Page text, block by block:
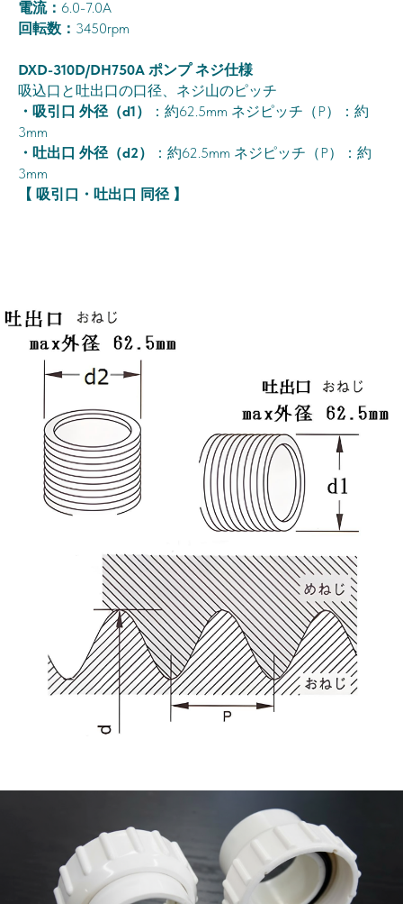
電流： 6.0-7.0A
回転数： 3450rpm
DXD-310D/DH750A ポンプ ネジ仕様
吸込口と吐出口の口径、ネジ山のピッチ
・吸引口 外径（d1）
：約62.5mm ネジピッチ（P）：約
3mm
・吐出口 外径（d2）
：約62.5mm ネジピッチ（P）：約
3mm
【 吸引口・吐出口 同径 】